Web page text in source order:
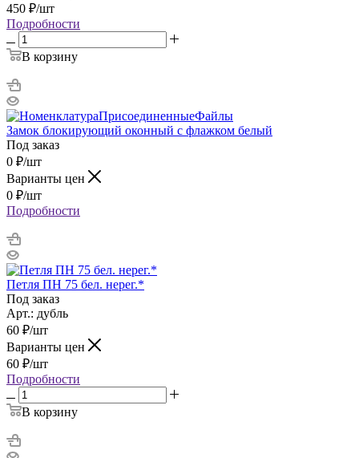
450 ₽/шт
Подробности
В корзину
Замок блокирующий оконный с флажком белый
Под заказ
0 ₽/шт
Варианты цен
0 ₽/шт
Подробности
Петля ПН 75 бел. нерег.*
Под заказ
Арт.: дубль
60 ₽/шт
Варианты цен
60 ₽/шт
Подробности
В корзину